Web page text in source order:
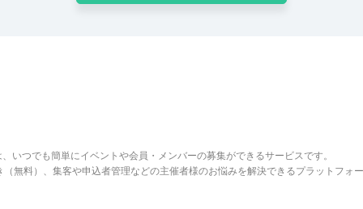
いつでも簡単にイベントや会員・メンバーの募集ができるサービスです。
無料）、集客や申込者管理などの主催者様のお悩みを解決できるプラットフォー